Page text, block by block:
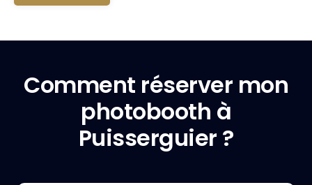
Comment réserver mon
photobooth à
Puisserguier ?